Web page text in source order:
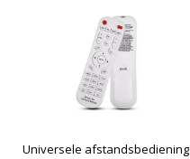
Universele afstandsbediening